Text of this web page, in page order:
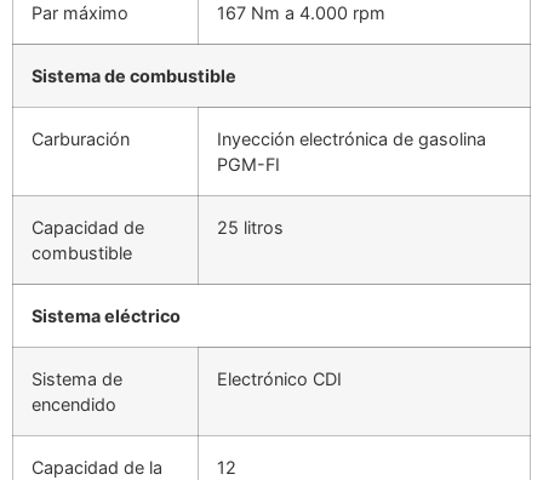
Par máximo 167 Nm a 4.000 rpm
Sistema de combustible
Carburación
Inyección electrónica de gasolina
PGM-FI
Capacidad de
combustible
25 litros
Sistema eléctrico
Sistema de
encendido
Electrónico CDI
Capacidad de la
12